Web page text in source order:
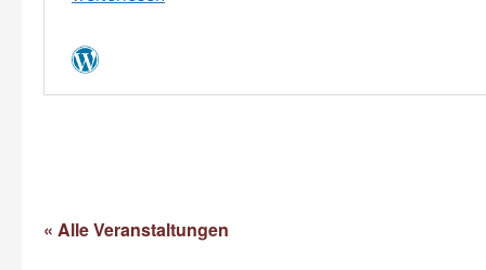
« Alle Veranstaltungen